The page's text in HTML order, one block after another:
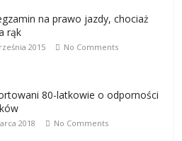
na prawo jazdy, chociaż
rąk
2015 No Comments
80-latkowie o odporności
2018 No Comments